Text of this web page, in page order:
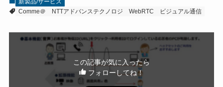
新製品/サービス
Comme＠
NTTアドバンステクノロジ WebRTC ビジュアル通信
この記事が気に入ったら
フォローしてね！